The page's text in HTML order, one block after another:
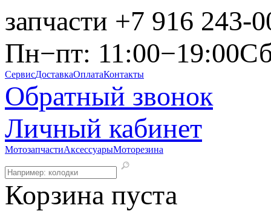
запчасти +7 916 243-
Пн−пт: 11:00−19:00
СервисДоставкаОплатаКонтакты
Обратный звонок
Личный кабинет
МотозапчастиАксессуарыМоторезина
Корзина пуста